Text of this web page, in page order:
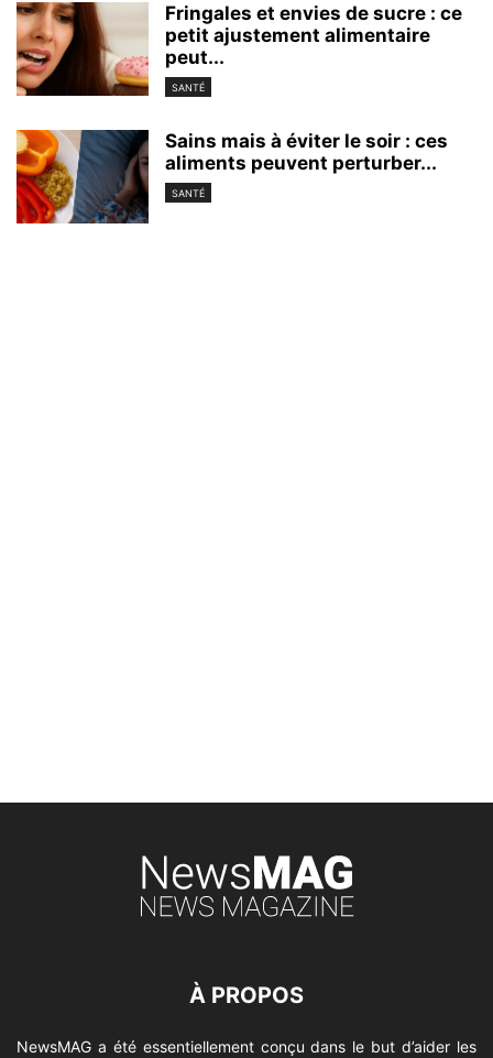
Fringales et envies de sucre : ce
petit ajustement alimentaire
peut...
SANTÉ
Sains mais à éviter le soir : ces
aliments peuvent perturber...
SANTÉ
À PROPOS
NewsMAG a été essentiellement conçu dans le but d’aider les